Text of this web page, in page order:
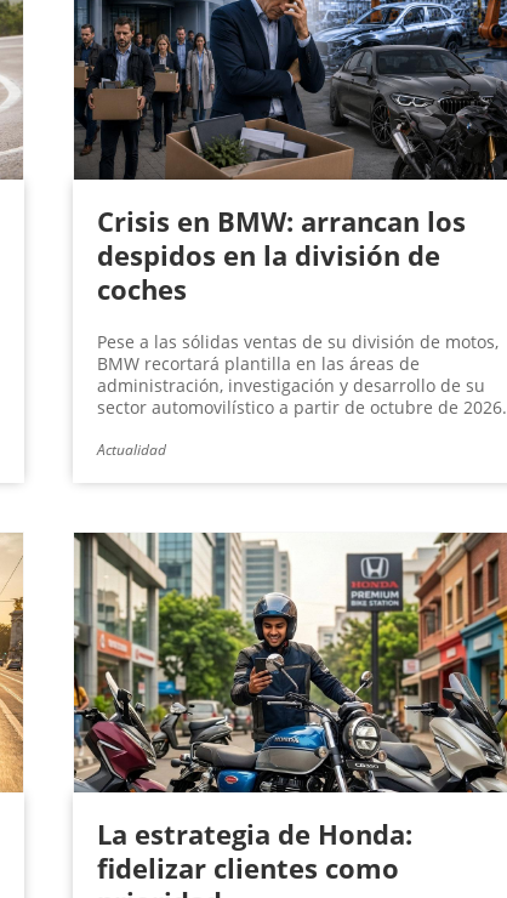
Crisis en BMW: arrancan los
despidos en la división de
coches
Pese a las sólidas ventas de su división de motos,
BMW recortará plantilla en las áreas de
administración, investigación y desarrollo de su
sector automovilístico a partir de octubre de 2026.
Actualidad
La estrategia de Honda:
fidelizar clientes como